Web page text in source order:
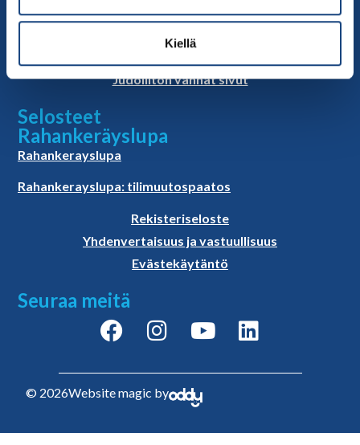
Kiellä
Linkkejä
Judoliiton vanhat sivut
Selosteet
Rahankeräyslupa
Rahankerayslupa
Rahankerayslupa: tilimuutospaatos
Rekisteriseloste
Yhdenvertaisuus ja vastuullisuus
Evästekäytäntö
Seuraa meitä
© 2026Website magic by